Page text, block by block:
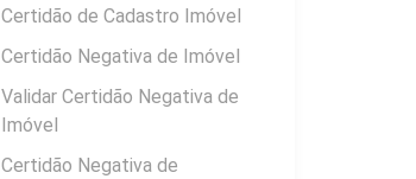
Certidão de Cadastro Imóvel
Certidão Negativa de Imóvel
Validar Certidão Negativa de
Imóvel
Certidão Negativa de